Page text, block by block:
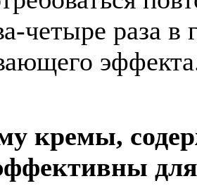
четыре раза в
кремы,